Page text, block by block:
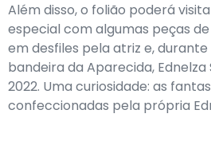
Além disso, o folião poderá
especial com algumas peças
em desfiles pela atriz e,
bandeira da Aparecida,
2022. Uma curiosidade: as
confeccionadas pela própria